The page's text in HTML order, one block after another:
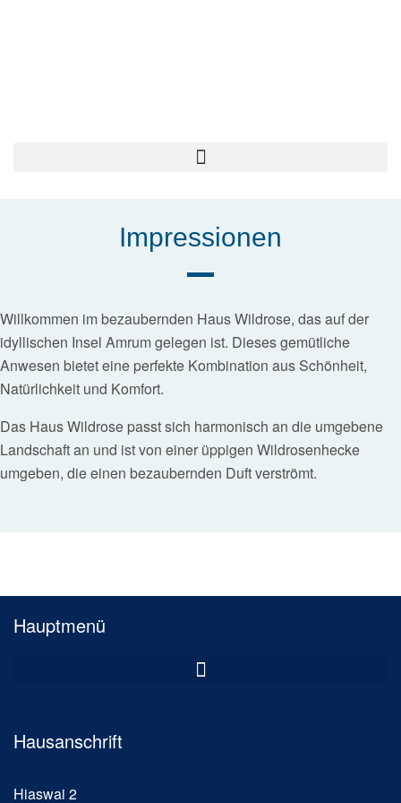
Impressionen
Willkommen im bezaubernden Haus Wildrose, das auf der
idyllischen Insel Amrum gelegen ist. Dieses gemütliche
Anwesen bietet eine perfekte Kombination aus Schönheit,
Natürlichkeit und Komfort.
Das Haus Wildrose passt sich harmonisch an die umgebene
Landschaft an und ist von einer üppigen Wildrosenhecke
umgeben, die einen bezaubernden Duft verströmt.
Hauptmenü
Hausanschrift
Hiaswai 2